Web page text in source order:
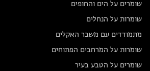
שומרים על הים והחופים
שומרות על הנחלים
מתמודדים עם משבר האקלים
שומרות על המרחבים הפתוחים
שומרים על הטבע בעיר